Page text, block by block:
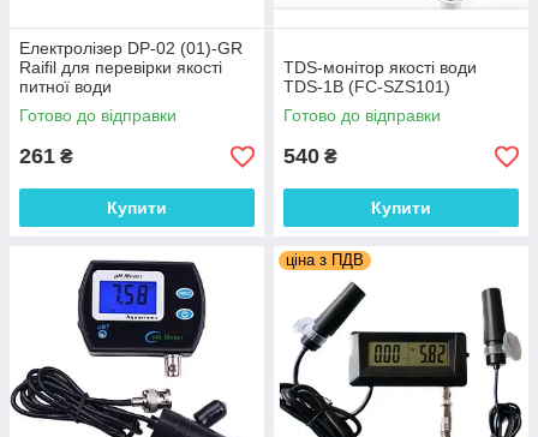
Електролізер DP-02 (01)-GR
Raifil для перевірки якості
питної води
Готово до відправки
261 ₴
Купити
TDS-монітор якості води
TDS-1В (FC-SZS101)
Готово до відправки
540 ₴
Купити
ціна з ПДВ